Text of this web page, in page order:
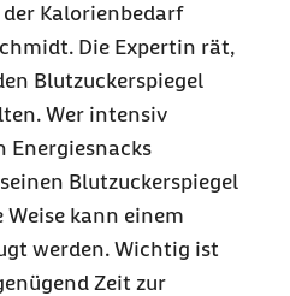
Kalorienbedarf
Die Expertin rät,
Blutzuckerspiegel
Wer intensiv
Blutzuckerspiegel
kann einem
werden. Wichtig ist
Zeit zur